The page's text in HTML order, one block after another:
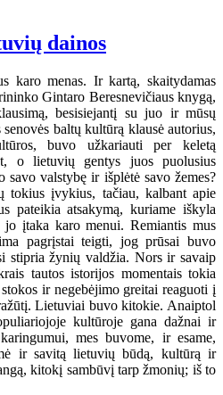
dainos
karo menas. Ir kartą, skaitydamas
Gintaro Beresnevičiaus knygą,
besisiejantį su juo ir mūsų
baltų kultūrą klausė autorius,
buvo užkariauti per keletą
o lietuvių gentys juos puolusius
valstybę ir išplėtė savo žemes?
tokius įvykius, tačiau, kalbant apie
pateikia atsakymą, kuriame iškyla
įtaka karo menui. Remiantis mus
pagrįstai teigti, jog prūsai buvo
stipria žynių valdžia. Nors ir savaip
tautos istorijos momentais tokia
ir negebėjimo greitai reaguoti į
Lietuviai buvo kitokie. Anaiptol
kultūroje gana dažnai ir
mes buvome, ir esame,
ir savitą lietuvių būdą, kultūrą ir
kitokį sambūvį tarp žmonių; iš to